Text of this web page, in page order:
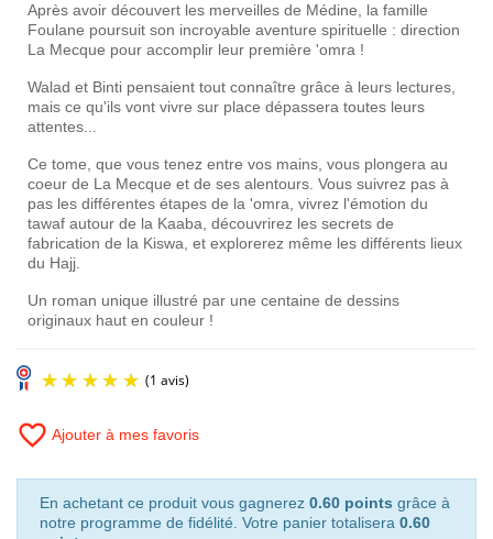
Après avoir découvert les merveilles de Médine, la famille
Foulane poursuit son incroyable aventure spirituelle : direction
La Mecque pour accomplir leur première 'omra !
Walad et Binti pensaient tout connaître grâce à leurs lectures,
mais ce qu'ils vont vivre sur place dépassera toutes leurs
attentes...
Ce tome, que vous tenez entre vos mains, vous plongera au
coeur de La Mecque et de ses alentours. Vous suivrez pas à
pas les différentes étapes de la 'omra, vivrez l'émotion du
tawaf autour de la Kaaba, découvrirez les secrets de
fabrication de la Kiswa, et explorerez même les différents lieux
du Hajj.
Un roman unique illustré par une centaine de dessins
originaux haut en couleur !
favorite_border Ajouter à mes favoris
En achetant ce produit vous gagnerez 0.60 points grâce à
notre programme de fidélité. Votre panier totalisera 0.60